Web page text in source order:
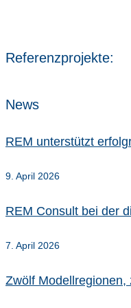
Referenzprojekte:
News
REM unterstützt
9. April 2026
REM Consult bei der
7. April 2026
Zwölf